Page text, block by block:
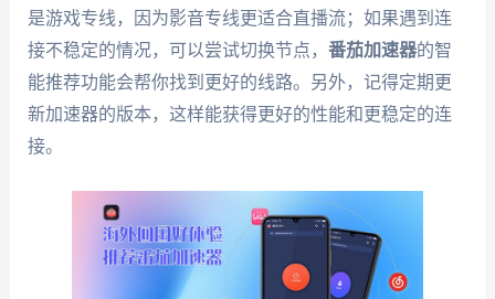
是游戏专线，因为影音专线更适合直播流；如果遇到连
接不稳定的情况，可以尝试切换节点， 番茄加速器的智
能推荐功能会帮你找到更好的线路。另外，记得定期更
新加速器的版本，这样能获得更好的性能和更稳定的连
接。